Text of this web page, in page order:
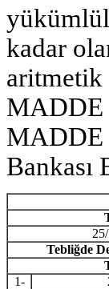
kadar
aritmetik
MADDE
MADDE
Bankası
Tebliğde
1-